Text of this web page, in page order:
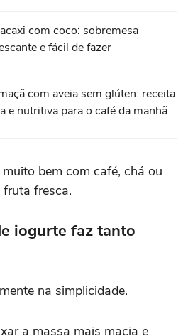
com coco: sobremesa
e fácil de fazer
com aveia sem glúten: receita
e nutritiva para o café da manhã
bem com café, chá ou
fresca.
iogurte faz tanto
na simplicidade.
a massa mais macia e